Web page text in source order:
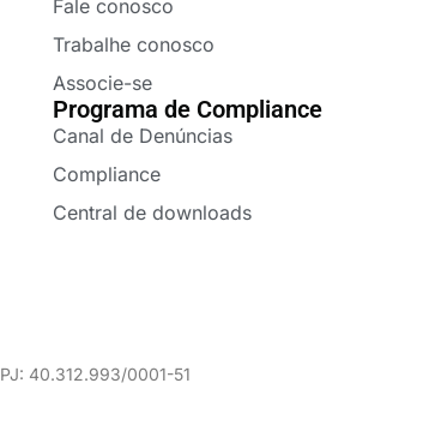
Fale conosco
Trabalhe conosco
Associe-se
Programa de Compliance
Canal de Denúncias
Compliance
Central de downloads
40.312.993/0001-51